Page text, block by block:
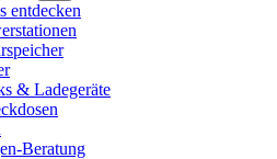
entdecken
& Ladegeräte
Beratung